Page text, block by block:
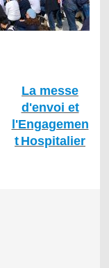
La messe
d'envoi et
l'Engagemen
t Hospitalier